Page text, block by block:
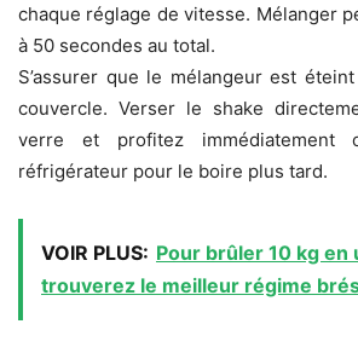
chaque réglage de vitesse. Mélanger
à 50 secondes au total.
S’assurer que le mélangeur est
couvercle. Verser le shake
verre et profitez
réfrigérateur pour le boire plus tard.
VOIR PLUS: Pour brûler 10 kg en
trouverez le meilleur régime